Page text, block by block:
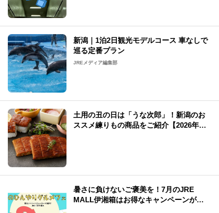
新潟｜1泊2日観光モデルコース 車なしで
巡る定番プラン
JREメディア編集部
土用の丑の日は「うな次郎」！新潟のお
ススメ練りもの商品をご紹介【2026年
暑さに負けないご褒美を！7月のJRE
MALL伊湘箱はお得なキャンペーンが盛